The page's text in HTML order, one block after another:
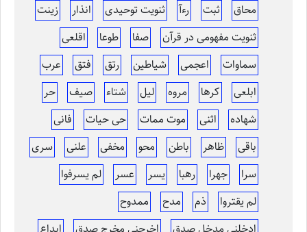
محاق
ثبت رءآ ثنویت توحیدی انذار
زینت
ثنویت مفهومی در قرآن
صفا طوعا
اقلعی
سماوات
اعجمی شیاطین رتق فتق
عرب
ابلعی
کرها مروه لیل شتاء صیف
حر
شهاده
اثنی موت ممات حی حیات
فانی
باقی
ظاهر باطن محو مخفی علنی
سری
سرا
جهرا رهبا یسر عسر
لم یسرفوا
لم یقتروا
ذم مدح
ممدوح